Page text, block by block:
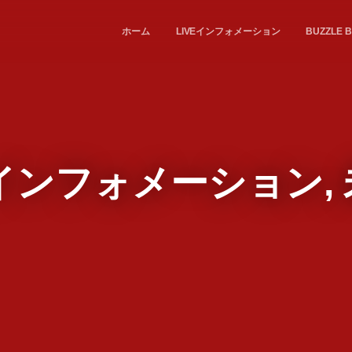
ホーム LIVEインフォメーション BUZZLE
ンフォメーション,